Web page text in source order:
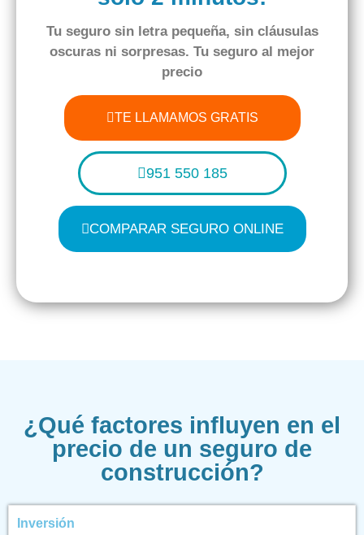
Tu seguro sin letra pequeña, sin cláusulas
oscuras ni sorpresas. Tu seguro al mejor
precio
TE LLAMAMOS GRATIS
951 550 185
COMPARAR SEGURO ONLINE
¿Qué factores influyen en el
precio de un seguro de
construcción?
Inversión